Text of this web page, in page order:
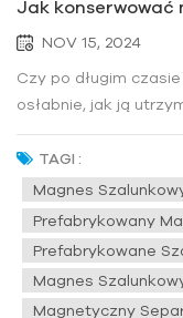
Jak konserwować
NOV 15, 2024
Czy po długim
osłabnie, jak ją
rzeczywiście osłabić
użytkowaniu, głównie
Wpływ wysokiej
magnesu NdFeB
TAGI :
Magnes
Prefabrykowany
Prefabrykowane
Magnes
Magnetyczny